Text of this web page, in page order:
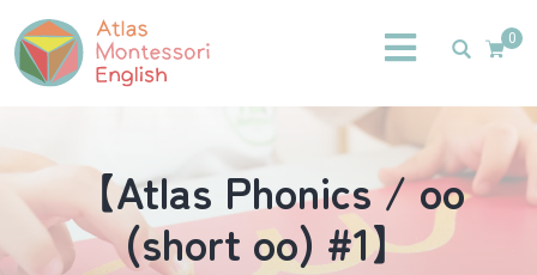
0
【Atlas Phonics / oo
(short oo) #1】